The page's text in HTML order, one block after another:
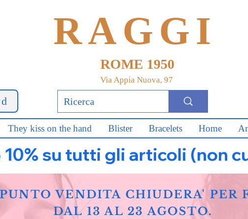
RAGGI
ROME 1950
Via Appia Nuova, 97
They kiss on the hand Blister Bracelets Home
10% su tutti gli articoli (non
VENDITA CHIUDERA' PER
DAL 13 AL 23 AGOSTO.